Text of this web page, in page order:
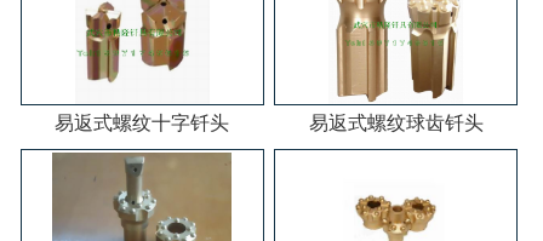
易返式螺纹十字钎头 易返式螺纹球齿钎头